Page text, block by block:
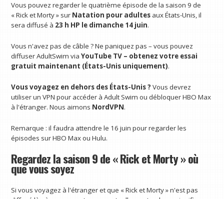
Vous pouvez regarder le quatrième épisode de la saison 9 de
« Rick et Morty » sur Natation pour adultes aux États-Unis, il
sera diffusé à 23 h HP le dimanche 14 juin.
Vous n'avez pas de câble ? Ne paniquez pas – vous pouvez
diffuser AdultSwim viaYouTube TV – obtenez votre essai
gratuit maintenant (États-Unis uniquement).
Vous voyagez en dehors des États-Unis ? Vous devrez
utiliser un VPN pour accéder à Adult Swim ou débloquer HBO Max
à l'étranger. Nous aimons NordVPN.
Remarque : il faudra attendre le 16 juin pour regarder les
épisodes sur HBO Max ou Hulu.
Regardez la saison 9 de « Rick et Morty » où
que vous soyez
Si vous voyagez à l'étranger et que « Rick et Morty » n'est pas